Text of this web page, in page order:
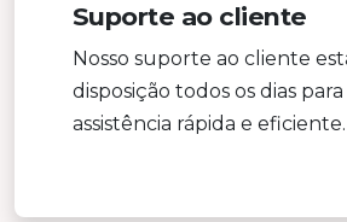
Suporte ao cliente
Nosso suporte ao cliente
disposição todos os dias
assistência rápida e eficiente.